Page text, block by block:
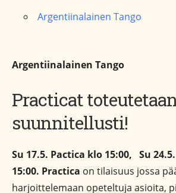
Argentiinalainen Tango
Argentiinalainen Tango
Practicat
suunnitellusti!
Su 17.5. Pactica klo 15:00, Su
15:00. Practica on tilaisuus jossa
harjoittelemaan opeteltuja asioita,